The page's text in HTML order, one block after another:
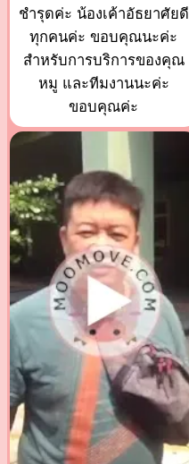
ชำรุดค่ะ น้องเค้าอัธยาศัยดี
ทุกคนค่ะ ขอบคุณนะค่ะ
สำหรับการบริการของคุณ
หมู และทีมงานนะค่ะ
ขอบคุณค่ะ